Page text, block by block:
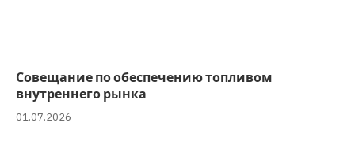
Совещание по обеспечению топливом
внутреннего рынка
01.07.2026